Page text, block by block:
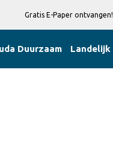
Gratis E-Paper ontvangen!
Duurzaam Landelijk